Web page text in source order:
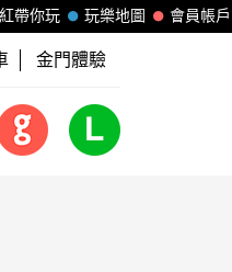
會員帳戶
玩樂地圖
帶你玩
金門體驗